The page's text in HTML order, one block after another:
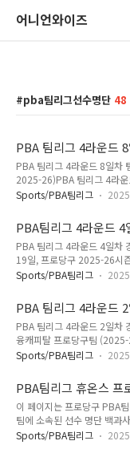
어니언와이즈
pba팀리그선수명단 48
PBA 팀리그 4라운드
(프로당구 2025-26)
PBA 팀리그 4라운드 8일차
2025-26)PBA 팀리그 4라
에는 PBA 팀리그 4라운드 8
하나카드 하나페이, 그리고
농협카드, 에스와이 빌더스,
4라운드 우승 향방이 더욱 긴
기에서 가장 눈에 띈 부분은
니다. 하나카드와의 맞대결
10점이라는 높은 경기력이
실히 ..
Sports/PBA팀리그
PBA팀리그 4라운드 4
(프로당구 2025-26 시
PBA 팀리그 4라운드 4일차
19일, 프로당구 2025-26시
가 펼쳐졌습니다. 매일 엎치
기록하며 승패수는 같았지
■ PBA팀리그 4라운드 4일
헬스케어 레전드가 하림 드
는 휴온스가 우세했으나, 하
대 2로 역전승을 거뒀습니다.
리금융캐피탈 우리WON위비
는 에버리지 1.605로 압..
Sports/PBA팀리그
PBA 팀리그 4라운드
조트 vs 우리금융캐피
PBA 팀리그 4라운드 2일차
융캐피탈 프로당구팀
면2025-26시즌 PBA 팀리그
어 4대 1로 제압했습니다.
금융캐피탈이 1.125를 기록
트 운용에서 하이원이 한 수
팀의 상대 전적은 하이원이
었습니다. 1세트는 체네트–
Sports/PBA팀리그
PBA팀리그 휴온스 프
이 페이지는 프로당구 PBA
팀에 소속된 선수 명단 백과
프로당구 2020-21 시즌부터
Sports/PBA팀리그